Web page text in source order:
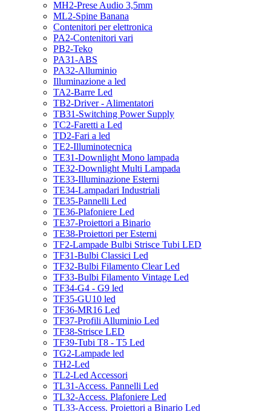
MH2-Prese Audio 3,5mm
ML2-Spine Banana
Contenitori per elettronica
PA2-Contenitori vari
PB2-Teko
PA31-ABS
PA32-Alluminio
Illuminazione a led
TA2-Barre Led
TB2-Driver - Alimentatori
TB31-Switching Power Supply
TC2-Faretti a Led
TD2-Fari a led
TE2-Illuminotecnica
TE31-Downlight Mono lampada
TE32-Downlight Multi Lampada
TE33-Illuminazione Esterni
TE34-Lampadari Industriali
TE35-Pannelli Led
TE36-Plafoniere Led
TE37-Proiettori a Binario
TE38-Proiettori per Esterni
TF2-Lampade Bulbi Strisce Tubi LED
TF31-Bulbi Classici Led
TF32-Bulbi Filamento Clear Led
TF33-Bulbi Filamento Vintage Led
TF34-G4 - G9 led
TF35-GU10 led
TF36-MR16 Led
TF37-Profili Alluminio Led
TF38-Strisce LED
TF39-Tubi T8 - T5 Led
TG2-Lampade led
TH2-Led
TL2-Led Accessori
TL31-Access. Pannelli Led
TL32-Access. Plafoniere Led
TL33-Access. Proiettori a Binario Led